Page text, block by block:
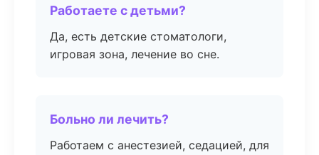
Работаете с детьми?
Да, есть детские стоматологи,
игровая зона, лечение во сне.
Больно ли лечить?
Работаем с анестезией, седацией, для